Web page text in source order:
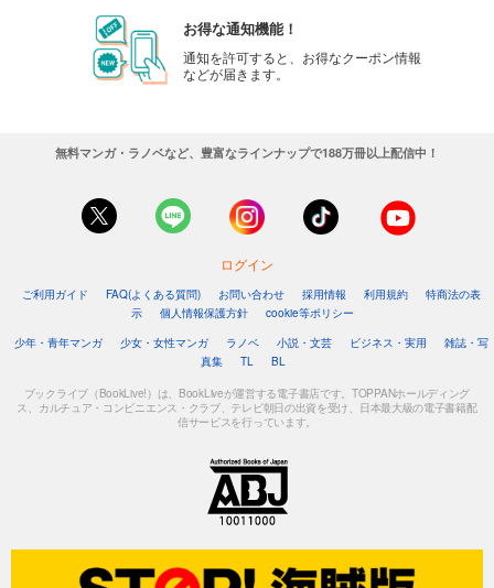
お得な通知機能！
通知を許可すると、お得なクーポン情報
などが届きます。
無料マンガ・ラノベなど、豊富なラインナップで188万冊以上配信中！
ログイン
ご利用ガイド FAQ(よくある質問) お問い合わせ 採用情報 利用規約
特商法の表
示
個人情報保護方針
cookie等ポリシー
少年・青年マンガ
少女・女性マンガ ラノベ 小説・文芸 ビジネス・実用
雑誌・写
真集
TL BL
ブックライブ（BookLive!）は、BookLiveが運営する電子書店です。TOPPANホールディング
ス、カルチュア・コンビニエンス・クラブ、テレビ朝日の出資を受け、日本最大級の電子書籍配
信サービスを行っています。